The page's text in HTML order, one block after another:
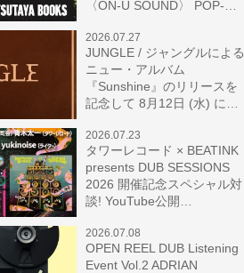
〈ON-U SOUND〉 POP-…
2026.07.27
JUNGLE / ジャングルによる
ニュー・アルバム
『Sunshine』のリリースを
記念して 8月12日 (水) に…
2026.07.23
タワーレコード × BEATINK
presents DUB SESSIONS
2026 開催記念スペシャル対
談! YouTube公開…
2026.07.08
OPEN REEL DUB Listening
Event Vol.2 ADRIAN